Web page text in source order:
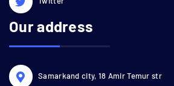
Our address
Samarkand city, 18 Amir Temur str